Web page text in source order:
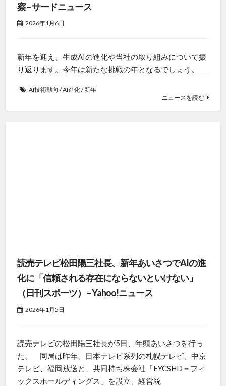
察 – サードニュース
2026年1月6日
新年を迎え、生成AIの進化や当社の取り組みについて振
り返ります。今年は新たな挑戦の年となるでしょう。
AI技術動向 /AI進化/新年
ニュースを読む
読売テレビ松田陽三社長、新年あいさつでAIの進
化に「信頼される存在にならないといけない」
（日刊スポーツ） – Yahoo!ニュース
2026年1月5日
読売テレビの松田陽三社長が5日、年頭あいさつを行っ
た。 同局は昨年、日本テレビ系列の札幌テレビ、中京
テレビ、福岡放送と、共同持ち株会社「FYCSHD＝フィ
ックスホールディングス」を設立、経営統